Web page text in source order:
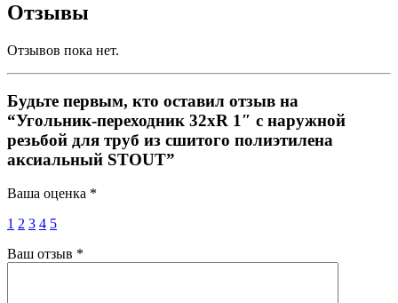
Отзывы
Отзывов пока нет.
Будьте первым, кто оставил отзыв на
“Угольник-переходник 32xR 1″ с наружной
резьбой для труб из сшитого полиэтилена
аксиальный STOUT”
Ваша оценка *
1 2 3 4 5
Ваш отзыв *